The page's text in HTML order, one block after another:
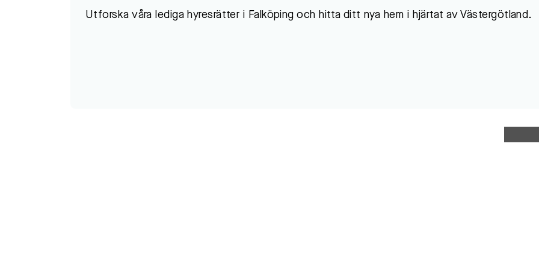
Utforska våra lediga hyresrätter i Falköping och hitta ditt nya hem i hjärtat av Västergötland.